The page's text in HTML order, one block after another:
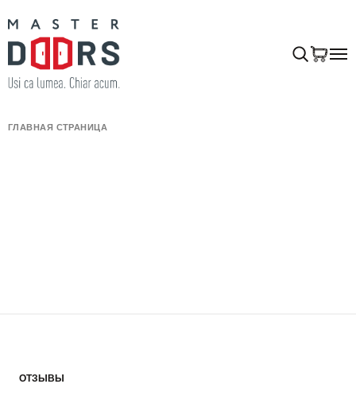
ГЛАВНАЯ СТРАНИЦА
ОТЗЫВЫ